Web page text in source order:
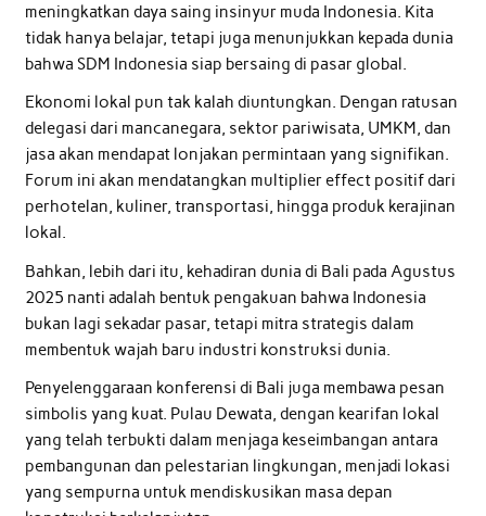
meningkatkan daya saing insinyur muda Indonesia. Kita
tidak hanya belajar, tetapi juga menunjukkan kepada dunia
bahwa SDM Indonesia siap bersaing di pasar global.
Ekonomi lokal pun tak kalah diuntungkan. Dengan ratusan
delegasi dari mancanegara, sektor pariwisata, UMKM, dan
jasa akan mendapat lonjakan permintaan yang signifikan.
Forum ini akan mendatangkan multiplier effect positif dari
perhotelan, kuliner, transportasi, hingga produk kerajinan
lokal.
Bahkan, lebih dari itu, kehadiran dunia di Bali pada Agustus
2025 nanti adalah bentuk pengakuan bahwa Indonesia
bukan lagi sekadar pasar, tetapi mitra strategis dalam
membentuk wajah baru industri konstruksi dunia.
Penyelenggaraan konferensi di Bali juga membawa pesan
simbolis yang kuat. Pulau Dewata, dengan kearifan lokal
yang telah terbukti dalam menjaga keseimbangan antara
pembangunan dan pelestarian lingkungan, menjadi lokasi
yang sempurna untuk mendiskusikan masa depan